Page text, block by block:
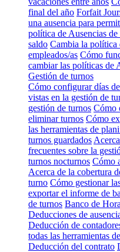
final del año Forfait
una ausencia para
política de Ausencias
saldo Cambia la política
empleados/as Cómo
cambiar las políticas de
Gestión de turnos
Cómo configurar días
vistas en la gestión de
gestión de turnos Cómo
eliminar turnos Cómo
las herramientas de
turnos guardados
frecuentes sobre la
turnos nocturnos Cómo
Acerca de la cobertura
turno Cómo gestionar
exportar el informe de
de turnos Banco de
Deducciones de
Deducción de
todas las herramientas
Deducción del contrato